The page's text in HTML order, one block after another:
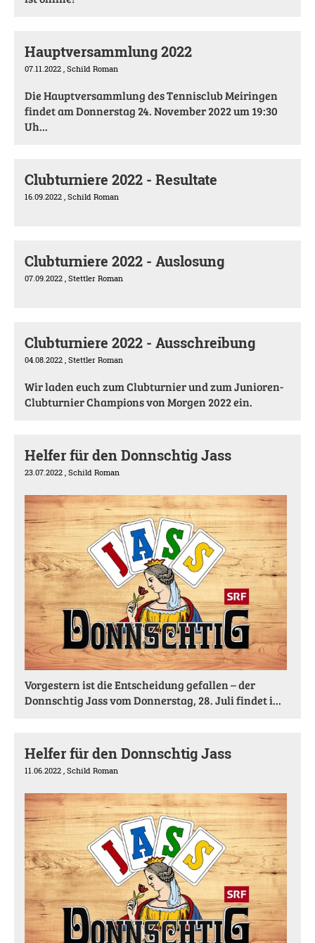
Hauptversammlung 2022
07.11.2022 , Schild Roman
Die Hauptversammlung des Tennisclub Meiringen
findet am Donnerstag 24. November 2022 um 19:30
Uh...
Clubturniere 2022 - Resultate
16.09.2022 , Schild Roman
Clubturniere 2022 - Auslosung
07.09.2022 , Stettler Roman
Clubturniere 2022 - Ausschreibung
04.08.2022 , Stettler Roman
Wir laden euch zum Clubturnier und zum Junioren-
Clubturnier Champions von Morgen 2022 ein.
Helfer für den Donnschtig Jass
23.07.2022 , Schild Roman
Vorgestern ist die Entscheidung gefallen – der
Donnschtig Jass vom Donnerstag, 28. Juli findet i...
Helfer für den Donnschtig Jass
11.06.2022 , Schild Roman